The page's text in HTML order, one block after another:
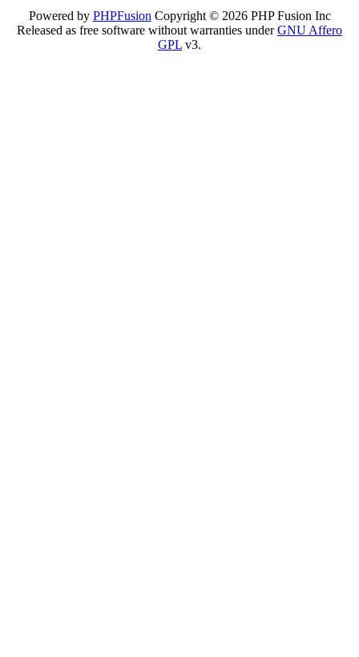
Powered by PHPFusion Copyright © 2026 PHP Fusion Inc
Released as free software without warranties underGNU Affero
GPL v3.